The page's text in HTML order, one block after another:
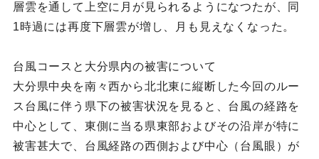
層雲を通して上空に月が見られるようになつたが、同
1時過には再度下層雲が増し、月も見えなくなった。
台風コースと大分県内の被害について
大分県中央を南々西から北北東に縦断した今回のルー
ス台風に伴う県下の被害状況を見ると、台風の経路を
中心として、東側に当る県東部およびその沿岸が特に
被害甚大で、台風経路の西側および中心（台風眼）が